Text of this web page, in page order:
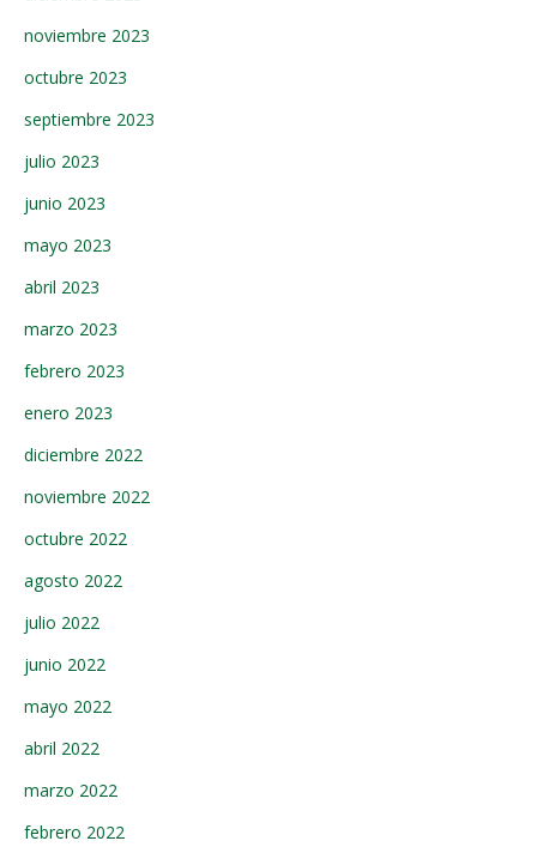
noviembre 2023
octubre 2023
septiembre 2023
julio 2023
junio 2023
mayo 2023
abril 2023
marzo 2023
febrero 2023
enero 2023
diciembre 2022
noviembre 2022
octubre 2022
agosto 2022
julio 2022
junio 2022
mayo 2022
abril 2022
marzo 2022
febrero 2022